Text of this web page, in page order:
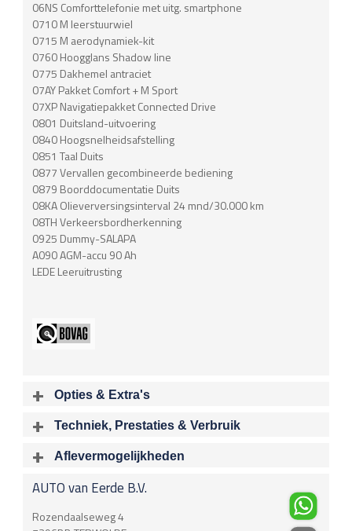
06NS Comforttelefonie met uitg. smartphone
0710 M leerstuurwiel
0715 M aerodynamiek-kit
0760 Hoogglans Shadow line
0775 Dakhemel antraciet
07AY Pakket Comfort + M Sport
07XP Navigatiepakket Connected Drive
0801 Duitsland-uitvoering
0840 Hoogsnelheidsafstelling
0851 Taal Duits
0877 Vervallen gecombineerde bediening
0879 Boorddocumentatie Duits
08KA Olieverversingsinterval 24 mnd/30.000 km
08TH Verkeersbordherkenning
0925 Dummy-SALAPA
A090 AGM-accu 90 Ah
LEDE Leeruitrusting
Opties & Extra's
Achteropkomend verkeer waarschuwing
Bots herkenning en activatie
Connected services
Techniek, Prestaties & Verbruik
4 1997 cc
Vermogen
Acceleratietijd 80-120
Aflevermogelijkheden
onderstaande
€
AUTO van Eerde B.V.
Rozendaalseweg 4